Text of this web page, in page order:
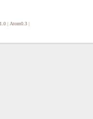
| Atom0.3|